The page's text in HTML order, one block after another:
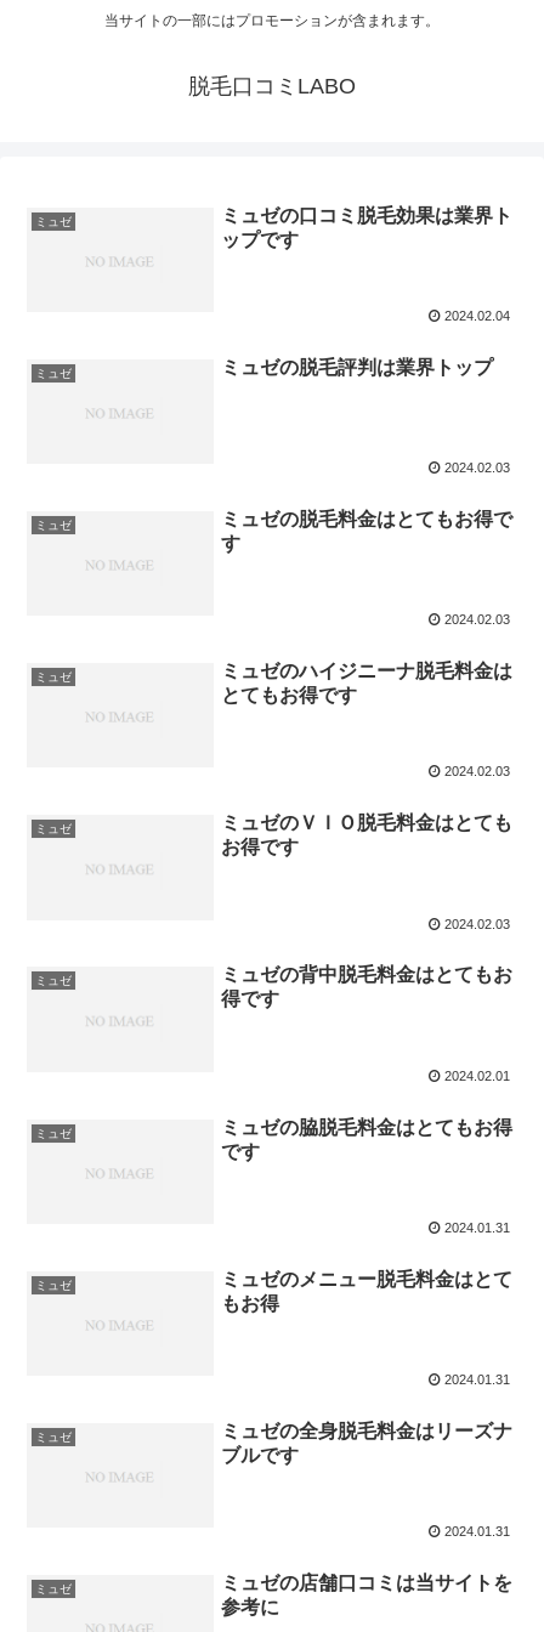
当サイトの一部にはプロモーションが含まれます。
脱毛口コミLABO
ミュゼ
ミュゼの口コミ脱毛効果は業界ト
ップです
2024.02.04
ミュゼ ミュゼの脱毛評判は業界トップ
2024.02.03
ミュゼ
ミュゼの脱毛料金はとてもお得で
す
2024.02.03
ミュゼ
ミュゼのハイジニーナ脱毛料金は
とてもお得です
2024.02.03
ミュゼ
ミュゼのＶＩＯ脱毛料金はとても
お得です
2024.02.03
ミュゼ
ミュゼの背中脱毛料金はとてもお
得です
2024.02.01
ミュゼ
ミュゼの脇脱毛料金はとてもお得
です
2024.01.31
ミュゼ
ミュゼのメニュー脱毛料金はとて
もお得
2024.01.31
ミュゼ
ミュゼの全身脱毛料金はリーズナ
ブルです
2024.01.31
ミュゼ
ミュゼの店舗口コミは当サイトを
参考に